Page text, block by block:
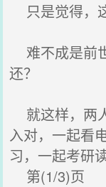
只是觉得，
难不成是前
还？
就这样，两
入对，一起看
习，一起考研
第(1/3)页